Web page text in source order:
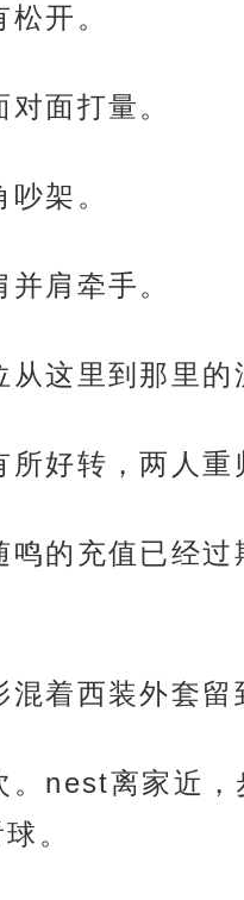
开。
面打量。
架。
肩牵手。
这里到那里
好转，两人重
的充值已经
着西装外套
。nest离家近
。